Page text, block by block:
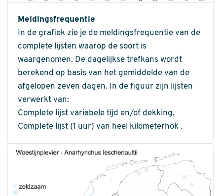
Meldingsfrequentie
In de grafiek zie je de meldingsfrequentie van de
complete lijsten waarop de soort is
waargenomen. De dagelijkse trefkans wordt
berekend op basis van het gemiddelde van de
afgelopen zeven dagen. In de figuur zijn lijsten
verwerkt van:
Complete lijst variabele tijd en/of dekking,
Complete lijst (1 uur) van heel kilometerhok .